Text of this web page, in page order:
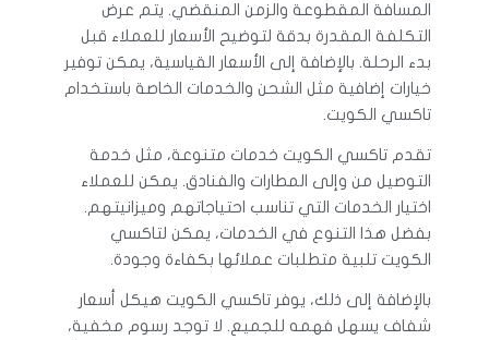
المسافة المقطوعة والزمن المنقضي. يتم عرض
التكلفة المقدرة بدقة لتوضيح الأسعار للعملاء قبل
بدء الرحلة. بالإضافة إلى الأسعار القياسية، يمكن توفير
خيارات إضافية مثل الشحن والخدمات الخاصة باستخدام
تاكسي الكويت.
تقدم تاكسي الكويت خدمات متنوعة، مثل خدمة
التوصيل من وإلى المطارات والفنادق. يمكن للعملاء
اختيار الخدمات التي تناسب احتياجاتهم وميزانيتهم.
بفضل هذا التنوع في الخدمات، يمكن لتاكسي
الكويت تلبية متطلبات عملائها بكفاءة وجودة.
بالإضافة إلى ذلك، يوفر تاكسي الكويت هيكل أسعار
شفاف يسهل فهمه للجميع. لا توجد رسوم مخفية،